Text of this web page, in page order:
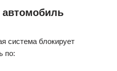
автомобиль
система блокирует
по: